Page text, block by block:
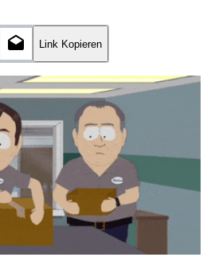
Link Kopieren